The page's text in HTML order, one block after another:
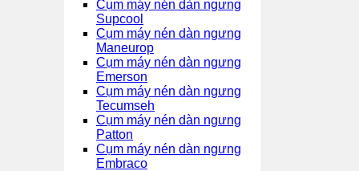
Cụm máy nén dàn ngưng
Supcool
Cụm máy nén dàn ngưng
Maneurop
Cụm máy nén dàn ngưng
Emerson
Cụm máy nén dàn ngưng
Tecumseh
Cụm máy nén dàn ngưng
Patton
Cụm máy nén dàn ngưng
Embraco